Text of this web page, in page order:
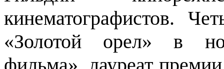
кинематографистов.
«Золотой орел» в